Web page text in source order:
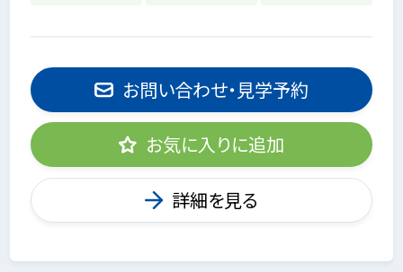
お問い合わせ・見学予約
お気に入りに追加
詳細を見る